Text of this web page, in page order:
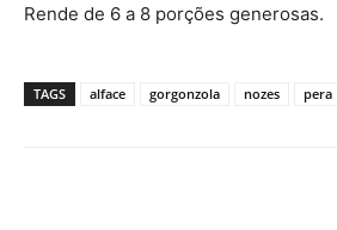
Rende de 6 a 8 porções generosas.
TAGS alface gorgonzola nozes pera